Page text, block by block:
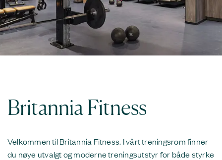
Britannia Fitness
Velkommen til Britannia Fitness. I vårt treningsrom finner
du nøye utvalgt og moderne treningsutstyr for både styrke